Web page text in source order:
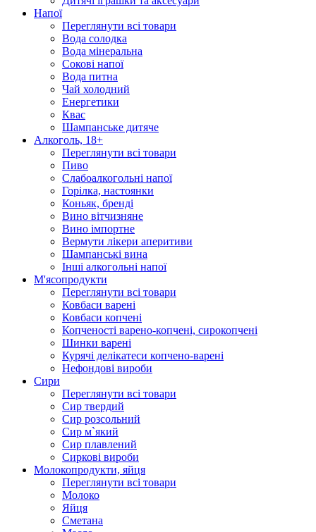
Напої
Переглянути всі товари
Вода солодка
Вода мінеральна
Сокові напої
Вода питна
Чай холодний
Енергетики
Квас
Шампанське дитяче
Алкоголь, 18+
Переглянути всі товари
Пиво
Слабоалкогольні напої
Горілка, настоянки
Коньяк, бренді
Вино вітчизняне
Вино імпортне
Вермути лікери аперитиви
Шампанські вина
Інші алкогольні напої
М'ясопродукти
Переглянути всі товари
Ковбаси варені
Ковбаси копчені
Копченості варено-копчені, сирокопчені
Шинки варені
Курячі делікатеси копчено-варені
Нефондові вироби
Сири
Переглянути всі товари
Сир твердий
Сир розсольний
Сир м`який
Сир плавлений
Сиркові вироби
Молокопродукти, яйця
Переглянути всі товари
Молоко
Яйця
Сметана